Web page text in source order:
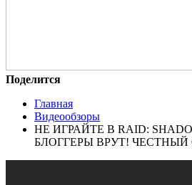
Поделится
Главная
Видеообзоры
НЕ ИГРАЙТЕ В RAID:
БЛОГГЕРЫ ВРУТ! ЧЕСТНЫЙ